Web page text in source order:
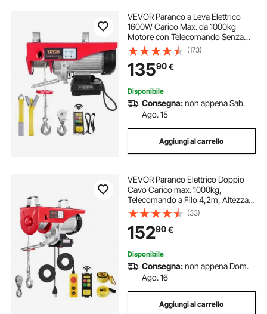
VEVOR Paranco a Leva Elettrico
1600W Carico Max. da 1000kg
Motore con Telecomando Senza
Filo Distanza da 10m, Paranco
Elettrico a Leva per Sollevamento
Carico Velocità 10 m/min Altezza
12m
(173)
13590€
Disponibile
Consegna:non appena Sab.
Ago. 15
Aggiungi al carrello
VEVOR Paranco Elettrico Doppio
Cavo Carico max. 1000kg,
Telecomando a Filo 4,2m, Altezza
Sollevamento Cavo Singolo 12m,
Paranco Arresto di Emergenza,
Sollevatore per Garage, Magazzino,
Fabbrica
(33)
15290€
Disponibile
Consegna:non appena Dom.
Ago. 16
Aggiungi al carrello